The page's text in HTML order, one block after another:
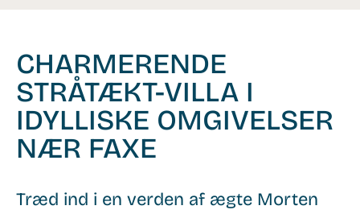
CHARMERENDE
STRÅTÆKT-VILLA I
IDYLLISKE OMGIVELSER
NÆR FAXE
Træd ind i en verden af ægte Morten